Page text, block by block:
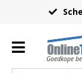
Goedkope